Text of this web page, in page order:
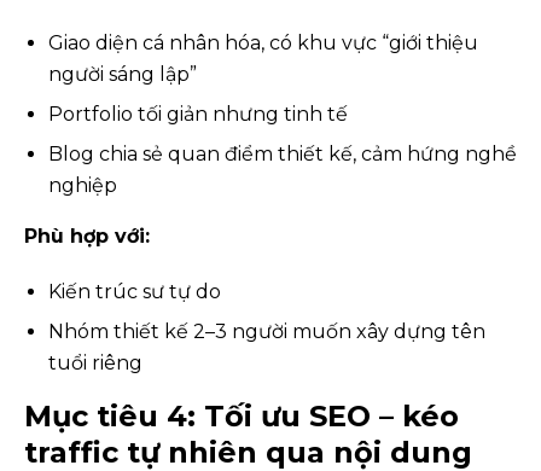
Giao diện cá nhân hóa, có khu vực “giới thiệu
người sáng lập”
Portfolio tối giản nhưng tinh tế
Blog chia sẻ quan điểm thiết kế, cảm hứng nghề
nghiệp
Phù hợp với:
Kiến trúc sư tự do
Nhóm thiết kế 2–3 người muốn xây dựng tên
tuổi riêng
Mục tiêu 4: Tối ưu SEO – kéo
traffic tự nhiên qua nội dung